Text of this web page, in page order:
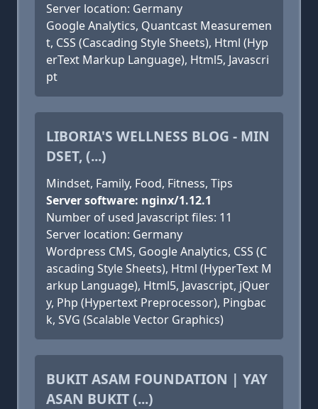
Server location: Germany
Google Analytics, Quantcast Measuremen
t, CSS (Cascading Style Sheets), Html (Hyp
erText Markup Language), Html5, Javascri
pt
LIBORIA'S WELLNESS BLOG - MIN
DSET, (...)
Mindset, Family, Food, Fitness, Tips
Server software: nginx/1.12.1
Number of used Javascript files: 11
Server location: Germany
Wordpress CMS, Google Analytics, CSS (C
ascading Style Sheets), Html (HyperText M
arkup Language), Html5, Javascript, jQuer
y, Php (Hypertext Preprocessor), Pingbac
k, SVG (Scalable Vector Graphics)
BUKIT ASAM FOUNDATION | YAY
ASAN BUKIT (...)